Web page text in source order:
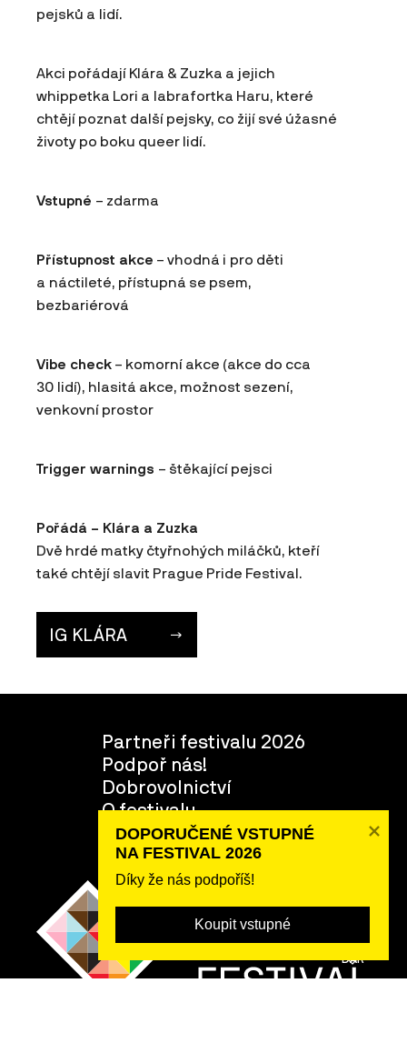
DAR
pejsků a lidí.
Akci pořádají Klára & Zuzka a jejich
whippetka Lori a labrafortka Haru, které
chtějí poznat další pejsky, co žijí své úžasné
životy po boku queer lidí.
Vstupné – zdarma
Přístupnost akce – vhodná i pro děti
a náctileté, přístupná se psem,
bezbariérová
Vibe check – komorní akce (akce do cca
30 lidí), hlasitá akce, možnost sezení,
venkovní prostor
Trigger warnings – štěkající pejsci
Pořádá – Klára a Zuzka
Dvě hrdé matky čtyřnohých miláčků, kteří
také chtějí slavit Prague Pride Festival.
IG KLÁRA
Partneři festivalu 2026
Podpoř nás!
Dobrovolnictví
O festivalu
Tým
DOPORUČENÉ VSTUPNÉ
NA FESTIVAL 2026
Díky že nás podpoříš!
Koupit vstupné